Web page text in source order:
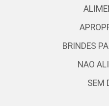
BRINDES
NAO
SEM